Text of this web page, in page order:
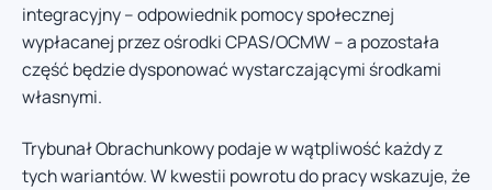
integracyjny – odpowiednik pomocy społecznej
wypłacanej przez ośrodki CPAS/OCMW – a pozostała
część będzie dysponować wystarczającymi środkami
własnymi.
Trybunał Obrachunkowy podaje w wątpliwość każdy z
tych wariantów. W kwestii powrotu do pracy wskazuje, że